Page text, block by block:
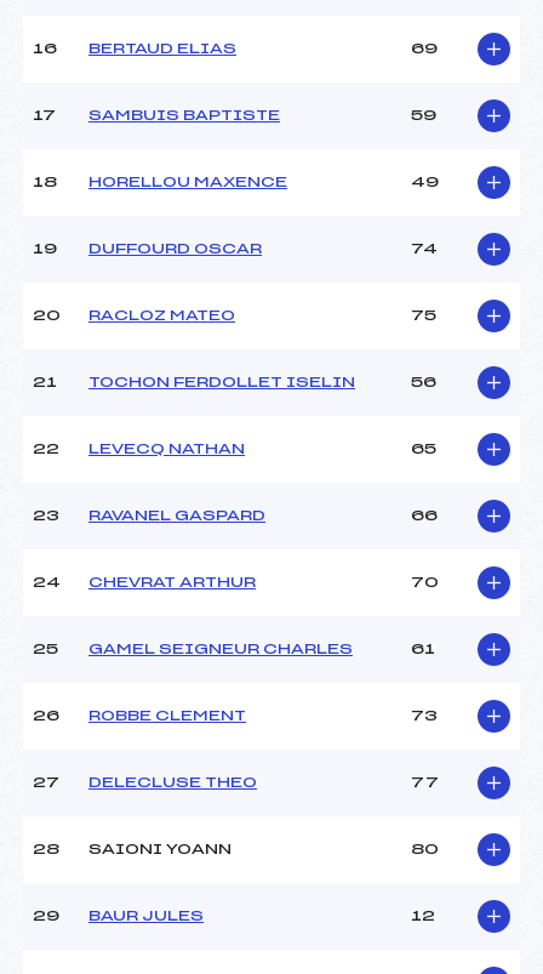
U14
16 BERTAUD ELIAS 69
17 SAMBUIS BAPTISTE 59
18 HORELLOU MAXENCE 49
19 DUFFOURD OSCAR 74
20 RACLOZ MATEO 75
21 TOCHON FERDOLLET ISELIN 56
22 LEVECQ NATHAN 65
23 RAVANEL GASPARD 66
24 CHEVRAT ARTHUR 70
25 GAMEL SEIGNEUR CHARLES 61
26 ROBBE CLEMENT 73
27 DELECLUSE THEO 77
28 SAIONI YOANN 80
29 BAUR JULES 12